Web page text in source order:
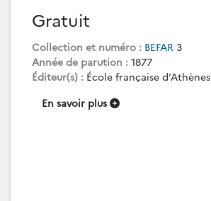
Gratuit
Collection et numéro : BEFAR 3
Année de parution : 1877
Éditeur(s) : École française d’Athènes
En savoir plus